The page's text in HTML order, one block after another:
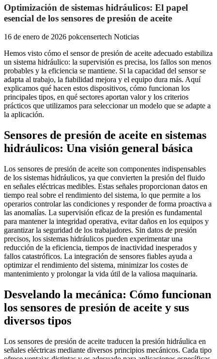
Optimización de sistemas hidráulicos: El papel
esencial de los sensores de presión de aceite
16 de enero de 2026 pokcensertech Noticias
Hemos visto cómo el sensor de presión de aceite adecuado estabiliza
un sistema hidráulico: la supervisión es precisa, los fallos son menos
probables y la eficiencia se mantiene. Si la capacidad del sensor se
adapta al trabajo, la fiabilidad mejora y el equipo dura más. Aquí
explicamos qué hacen estos dispositivos, cómo funcionan los
principales tipos, en qué sectores aportan valor y los criterios
prácticos que utilizamos para seleccionar un modelo que se adapte a
la aplicación.
Sensores de presión de aceite en sistemas
hidráulicos: Una visión general básica
Los sensores de presión de aceite son componentes indispensables
de los sistemas hidráulicos, ya que convierten la presión del fluido
en señales eléctricas medibles. Estas señales proporcionan datos en
tiempo real sobre el rendimiento del sistema, lo que permite a los
operarios controlar las condiciones y responder de forma proactiva a
las anomalías. La supervisión eficaz de la presión es fundamental
para mantener la integridad operativa, evitar daños en los equipos y
garantizar la seguridad de los trabajadores. Sin datos de presión
precisos, los sistemas hidráulicos pueden experimentar una
reducción de la eficiencia, tiempos de inactividad inesperados y
fallos catastróficos. La integración de sensores fiables ayuda a
optimizar el rendimiento del sistema, minimizar los costes de
mantenimiento y prolongar la vida útil de la valiosa maquinaria.
Desvelando la mecánica: Cómo funcionan
los sensores de presión de aceite y sus
diversos tipos
Los sensores de presión de aceite traducen la presión hidráulica en
señales eléctricas mediante diversos principios mecánicos. Cada tipo